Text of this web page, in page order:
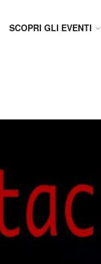
SCOPRI GLI EVENTI